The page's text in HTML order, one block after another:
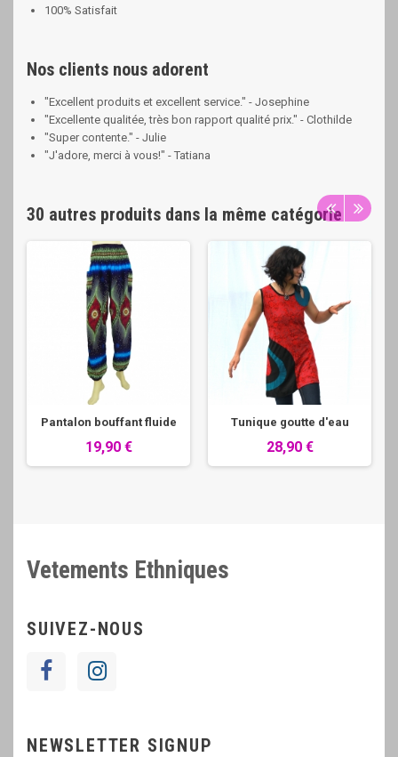
100% Satisfait
Nos clients nous adorent
"Excellent produits et excellent service." - Josephine
"Excellente qualitée, très bon rapport qualité prix." - Clothilde
"Super contente." - Julie
"J'adore, merci à vous!" - Tatiana
30 autres produits dans la même catégorie
Pantalon bouffant fluide
19,90 €
Tunique goutte d'eau
28,90 €
Vetements Ethniques
SUIVEZ-NOUS
NEWSLETTER SIGNUP